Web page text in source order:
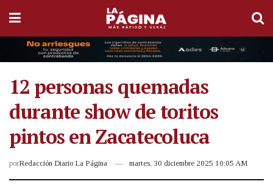
12 personas quemadas
durante show de toritos
pintos en Zacatecoluca
porRedacción Diario La Página martes, 30 diciembre 2025 10:05 AM